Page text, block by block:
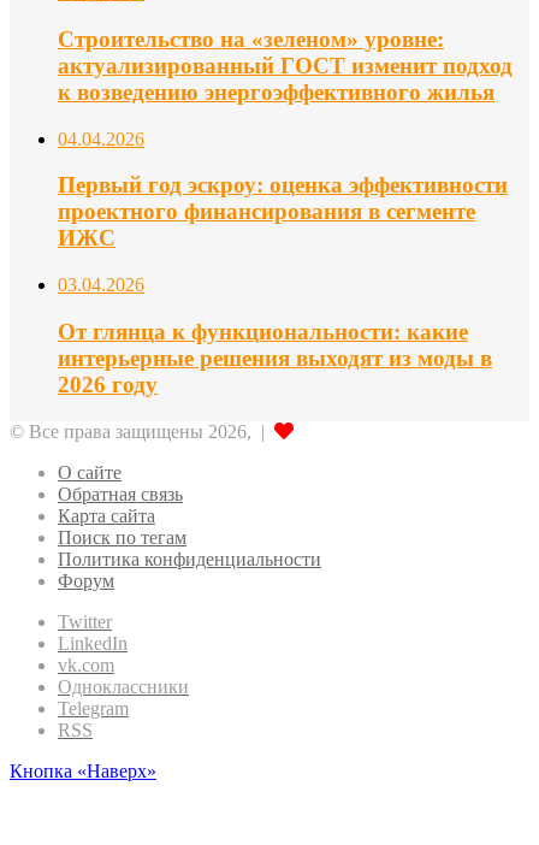
Строительство на «зеленом» уровне:
актуализированный ГОСТ изменит подход
к возведению энергоэффективного жилья
04.04.2026
Первый год эскроу: оценка эффективности
проектного финансирования в сегменте
ИЖС
03.04.2026
От глянца к функциональности: какие
интерьерные решения выходят из моды в
2026 году
© Все права защищены 2026, |
О сайте
Обратная связь
Карта сайта
Поиск по тегам
Политика конфиденциальности
Форум
Twitter
LinkedIn
vk.com
Одноклассники
Telegram
RSS
Кнопка «Наверх»